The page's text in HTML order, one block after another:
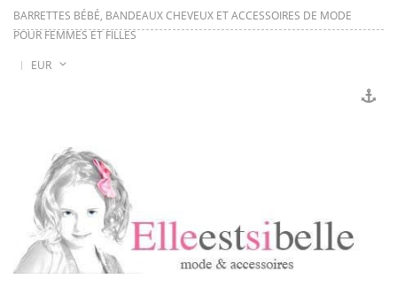
BARRETTES BÉBÉ, BANDEAUX CHEVEUX ET ACCESSOIRES DE MODE
POUR FEMMES ET FILLES
EUR